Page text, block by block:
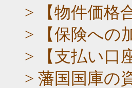
> 【物件価格
> 【保険への
> 【支払い口
> 藩国国庫の